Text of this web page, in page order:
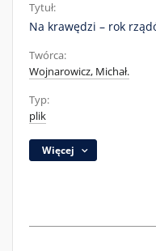
Tytuł:
Na krawędzi – rok
Twórca:
Wojnarowicz, Michał.
Typ:
plik
Więcej